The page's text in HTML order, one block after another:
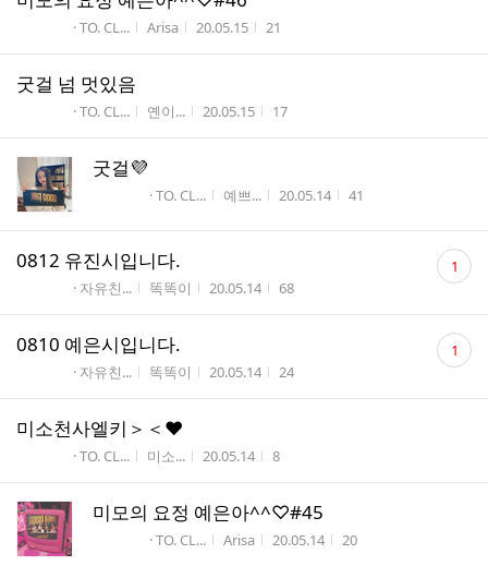
· TO. CL... 작성자
Arisa 작성시간
20.05.15 조회수
21
굿걸 넘 멋있음
· TO. CL... 작성자
옌이... 작성시간
20.05.15 조회수
17
굿걸💜
· TO. CL... 작성자
예쁘... 작성시간
20.05.14 조회수
41
0812 유진시입니다.
· 자유친... 작성자
똑똑이 작성시간
20.05.14 조회수
68
댓
글 1
0810 예은시입니다.
· 자유친... 작성자
똑똑이 작성시간
20.05.14 조회수
24
댓
글 1
미소천사엘키＞＜♥
· TO. CL... 작성자
미소... 작성시간
20.05.14 조회수
8
미모의 요정 예은아^^♡#45
· TO. CL... 작성자
Arisa 작성시간
20.05.14 조회수
20